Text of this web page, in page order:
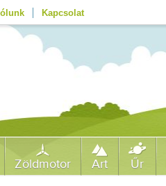
Kapcsolat
Zöldmotor Art Űr